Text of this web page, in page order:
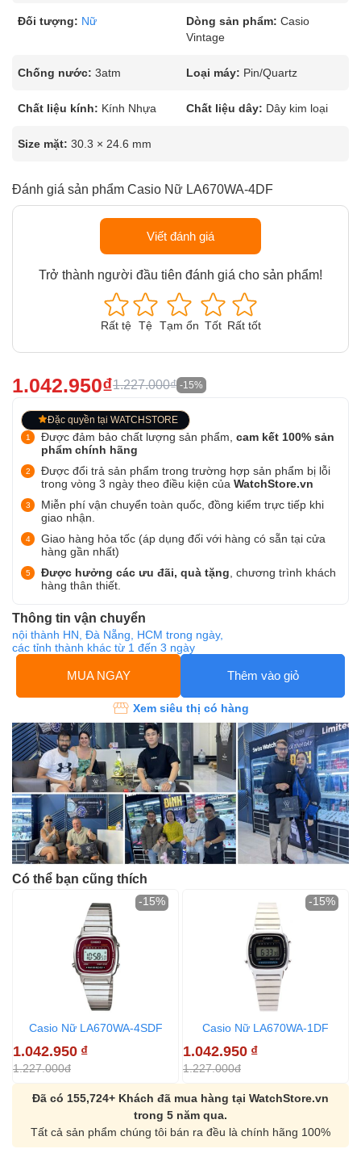
Đối tượng: Nữ Dòng sản phẩm: Casio
Vintage
Chống nước: 3atm Loại máy: Pin/Quartz
Chất liệu kính: Kính Nhựa Chất liệu dây: Dây kim loại
Size mặt: 30.3 × 24.6 mm
Đánh giá sản phẩm Casio Nữ LA670WA-4DF
Viết đánh giá
Trở thành người đầu tiên đánh giá cho sản phẩm!
Rất tệ Tệ Tạm ổn Tốt Rất tốt
1.042.950₫1.227.000₫ -15%
Đặc quyền tại WATCHSTORE
Được đảm bảo chất lượng sản phẩm, cam kết 100% sản
phẩm chính hãng
Được đổi trả sản phẩm trong trường hợp sản phẩm bị lỗi
trong vòng 3 ngày theo điều kiện của WatchStore.vn
Miễn phí vận chuyển toàn quốc, đồng kiểm trực tiếp khi
giao nhận.
Giao hàng hỏa tốc (áp dụng đối với hàng có sẵn tại cửa
hàng gần nhất)
Được hưởng các ưu đãi, quà tặng , chương trình khách
hàng thân thiết.
Thông tin vận chuyển
nội thành HN, Đà Nẵng, HCM trong ngày,
các tỉnh thành khác từ 1 đến 3 ngày
MUA NGAY Thêm vào giỏ
Xem siêu thị có hàng
Có thể bạn cũng thích
Casio Nữ LA670WA-4SDF
1.042.950 ₫
1.227.000đ
-15%
Casio Nữ LA670WA-1DF
1.042.950 ₫
1.227.000đ
-15%
Đã có 155,724+ Khách đã mua hàng tại WatchStore.vn
trong 5 năm qua.
Tất cả sản phẩm chúng tôi bán ra đều là chính hãng 100%